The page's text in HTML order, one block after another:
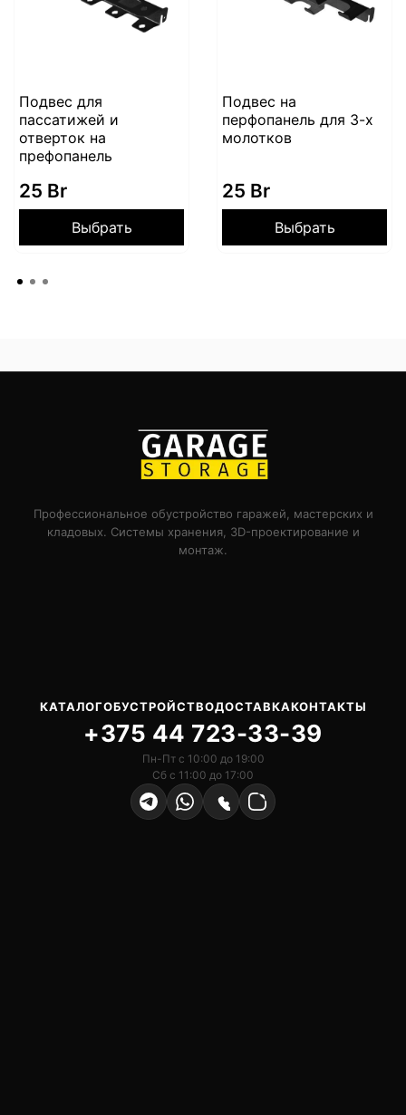
Подвес для
пассатижей и
отверток на
префопанель
25 Br
Выбрать
Подвес на
перфопанель для 3-х
молотков
25 Br
Выбрать
Профессиональное обустройство гаражей, мастерских и
кладовых. Системы хранения, 3D-проектирование и
монтаж.
КАТАЛОГОБУСТРОЙСТВОДОСТАВКАКОНТАКТЫ
+375 44 723-33-39
Пн-Пт с 10:00 до 19:00
Сб с 11:00 до 17:00